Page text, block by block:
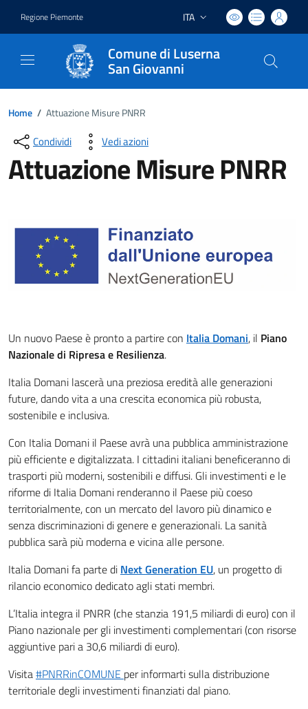
Regione Piemonte Lingua attiva:
ITA
Comune di Luserna
San Giovanni
Home / Attuazione Misure PNRR
Attuazione Misure PNRR
Un nuovo Paese è pronto a partire con Italia Domani, il Piano
Nazionale di Ripresa e Resilienza.
Italia Domani lascerà una preziosa eredità alle generazioni
future, dando vita a una crescita economica più robusta,
sostenibile e inclusiva.
Con Italia Domani il Paese avrà una pubblica amministrazione
più efficiente e digitalizzata. I cittadini italiani beneficeranno di
trasporti più moderni, sostenibili e diffusi. Gli investimenti e le
riforme di Italia Domani renderanno il Paese più coeso
territorialmente, con un mercato del lavoro più dinamico e
senza discriminazioni di genere e generazionali. La sanità
pubblica sarà più moderna e vicina alle persone.
Italia Domani fa parte di Next Generation EU, un progetto di
rilancio economico dedicato agli stati membri.
L’Italia integra il PNRR (che stanzia 191,5 miliardi di euro) con il
Piano nazionale per gli investimenti complementari (con risorse
aggiuntive pari a 30,6 miliardi di euro).
Visita#PNRRinCOMUNE per informarti sulla distribuzione
territoriale degli investimenti finanziati dal piano.
Condividi Vedi azioni